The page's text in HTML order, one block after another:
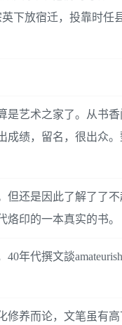
下放宿迁，投靠时任
是艺术之家了。从书
绩，留名，很出众。
但还是因此了解了了
印的一本真实的书。
年代撰文談
修养而论，文笔虽有